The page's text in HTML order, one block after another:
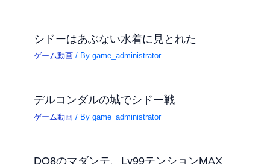
シドーはあぶない水着に見とれた
ゲーム動画 / Bygame_administrator
デルコンダルの城でシドー戦
ゲーム動画 / Bygame_administrator
DQ8のマダンテ、Lv99テンションMAX